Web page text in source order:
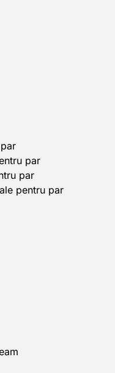
par
par
pentru par